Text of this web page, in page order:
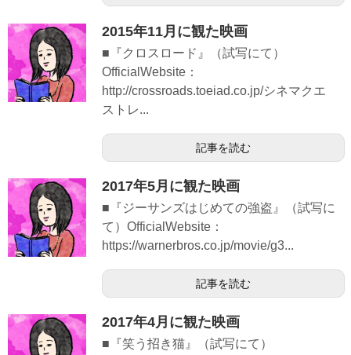
2015年11月に観た映画
■『クロスロード』（試写にて）
OfficialWebsite：
http://crossroads.toeiad.co.jp/シネマクエ
ストレ...
記事を読む
2017年5月に観た映画
■『ジーサンズはじめての強盗』（試写に
て）OfficialWebsite：
https://warnerbros.co.jp/movie/g3...
記事を読む
2017年4月に観た映画
■『笑う招き猫』（試写にて）